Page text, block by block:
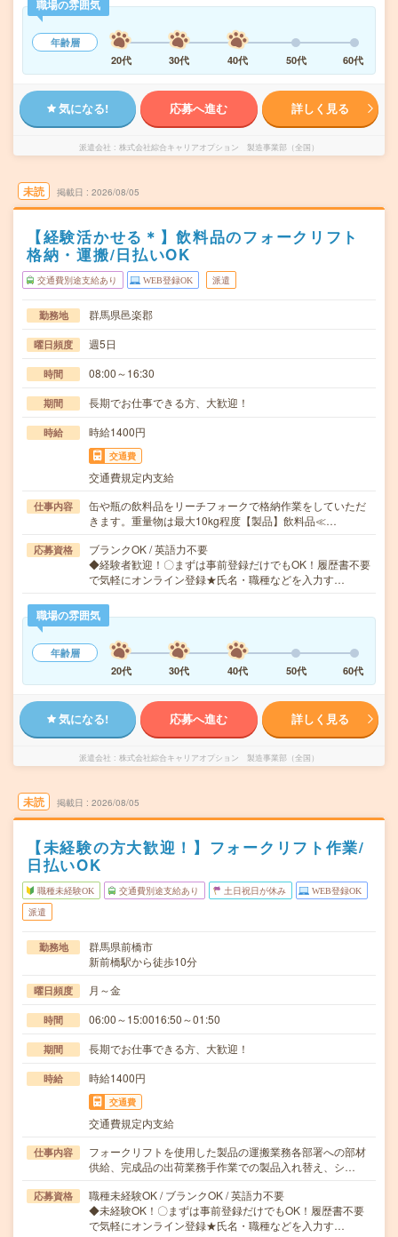
職場の雰囲気
年齢層
20代
30代 40代 50代 60代
気になる! 応募へ進む 詳しく見る
派遣会社 株式会社綜合キャリアオプション 製造事業部（全国）
未読 掲載日 2026/08/05
【経験活かせる＊】飲料品のフォークリフト
格納・運搬/日払いOK
交通費別途支給あり WEB登録OK 派遣
勤務地 群馬県邑楽郡
曜日頻度 週5日
時間 08:00～16:30
期間 長期でお仕事できる方、大歓迎！
時給 時給1400円
交通費
交通費規定内支給
仕事内容
缶や瓶の飲料品をリーチフォークで格納作業をしていただ
きます。重量物は最大10kg程度【製品】飲料品≪…
応募資格
ブランクOK / 英語力不要
◆経験者歓迎！〇まずは事前登録だけでもOK！履歴書不要
で気軽にオンライン登録★氏名・職種などを入力す…
職場の雰囲気
年齢層
20代
30代 40代 50代 60代
気になる! 応募へ進む 詳しく見る
派遣会社 株式会社綜合キャリアオプション 製造事業部（全国）
未読 掲載日 2026/08/05
【未経験の方大歓迎！】フォークリフト作業/
日払いOK
職種未経験OK 交通費別途支給あり 土日祝日が休み WEB登録OK
派遣
勤務地
群馬県前橋市
新前橋駅から徒歩10分
曜日頻度 月～金
時間 06:00～15:0016:50～01:50
期間 長期でお仕事できる方、大歓迎！
時給 時給1400円
交通費
交通費規定内支給
仕事内容
フォークリフトを使用した製品の運搬業務各部署への部材
供給、完成品の出荷業務手作業での製品入れ替え、シ…
応募資格
職種未経験OK / ブランクOK / 英語力不要
◆未経験OK！〇まずは事前登録だけでもOK！履歴書不要
で気軽にオンライン登録★氏名・職種などを入力す…